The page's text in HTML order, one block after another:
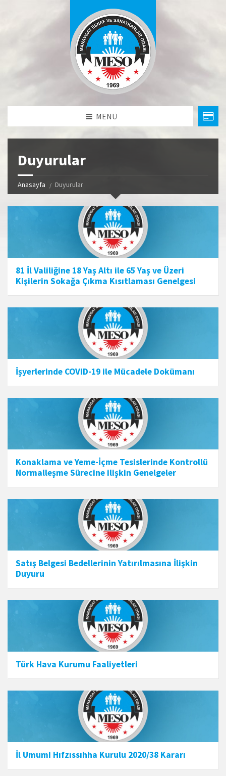
MENÜ
Duyurular
Anasayfa Duyurular
81 İl Valiliğine 18 Yaş Altı ile 65 Yaş ve Üzeri
Kişilerin Sokağa Çıkma Kısıtlaması Genelgesi
İşyerlerinde COVID-19 ile Mücadele Dokümanı
Konaklama ve Yeme-İçme Tesislerinde Kontrollü
Normalleşme Sürecine ilişkin Genelgeler
Satış Belgesi Bedellerinin Yatırılmasına İlişkin
Duyuru
Türk Hava Kurumu Faaliyetleri
İl Umumi Hıfzıssıhha Kurulu 2020/38 Kararı